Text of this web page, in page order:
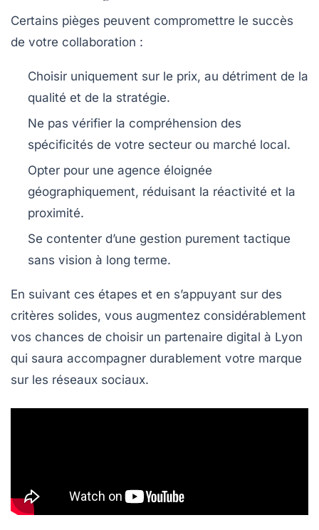
Certains pièges peuvent compromettre le succès
de votre collaboration :
Choisir uniquement sur le prix, au détriment de la
qualité et de la stratégie.
Ne pas vérifier la compréhension des
spécificités de votre secteur ou marché local.
Opter pour une agence éloignée
géographiquement, réduisant la réactivité et la
proximité.
Se contenter d’une gestion purement tactique
sans vision à long terme.
En suivant ces étapes et en s’appuyant sur des
critères solides, vous augmentez considérablement
vos chances de choisir un partenaire digital à Lyon
qui saura accompagner durablement votre marque
sur les réseaux sociaux.